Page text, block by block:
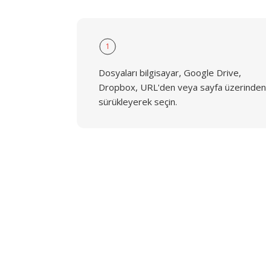
1
Dosyaları bilgisayar, Google Drive,
Dropbox, URL'den veya sayfa üzerinden
sürükleyerek seçin.